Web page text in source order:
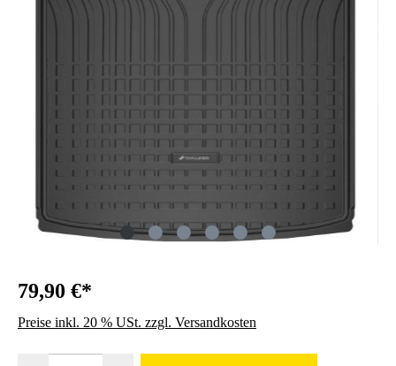
79,90 €*
Preise inkl. 20 % USt. zzgl. Versandkosten